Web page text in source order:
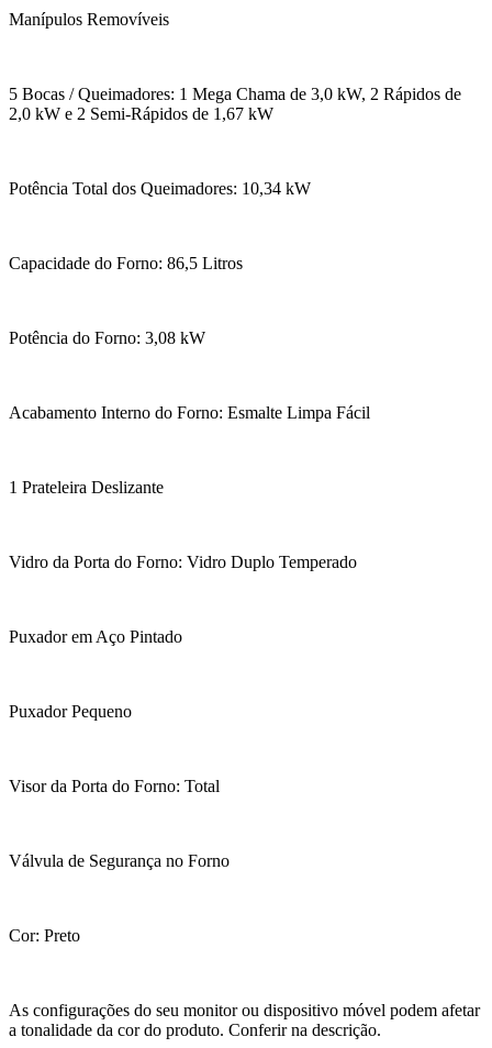
Manípulos Removíveis
5 Bocas / Queimadores: 1 Mega Chama de 3,0 kW, 2 Rápidos de
2,0 kW e 2 Semi-Rápidos de 1,67 kW
Potência Total dos Queimadores: 10,34 kW
Capacidade do Forno: 86,5 Litros
Potência do Forno: 3,08 kW
Acabamento Interno do Forno: Esmalte Limpa Fácil
1 Prateleira Deslizante
Vidro da Porta do Forno: Vidro Duplo Temperado
Puxador em Aço Pintado
Puxador Pequeno
Visor da Porta do Forno: Total
Válvula de Segurança no Forno
Cor: Preto
As configurações do seu monitor ou dispositivo móvel podem afetar
a tonalidade da cor do produto. Conferir na descrição.